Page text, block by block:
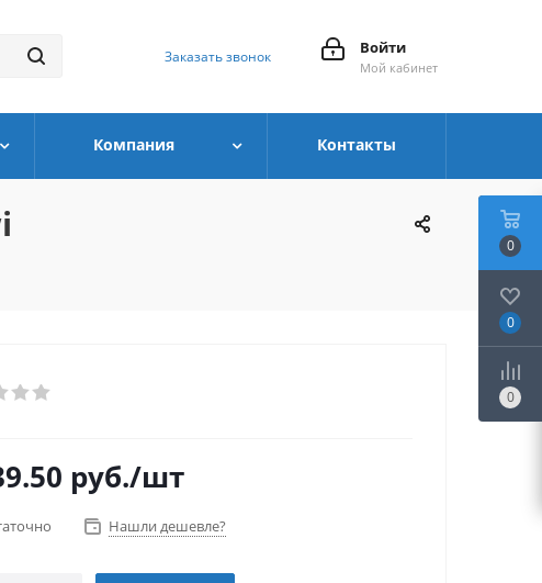
Войти
Мой кабинет
Заказать звонок
Компания Контакты
руб./шт
Нашли дешевле?
0
0
0